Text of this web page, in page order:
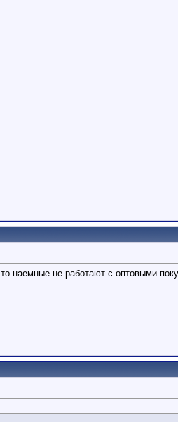
наемные не работают с оптовыми